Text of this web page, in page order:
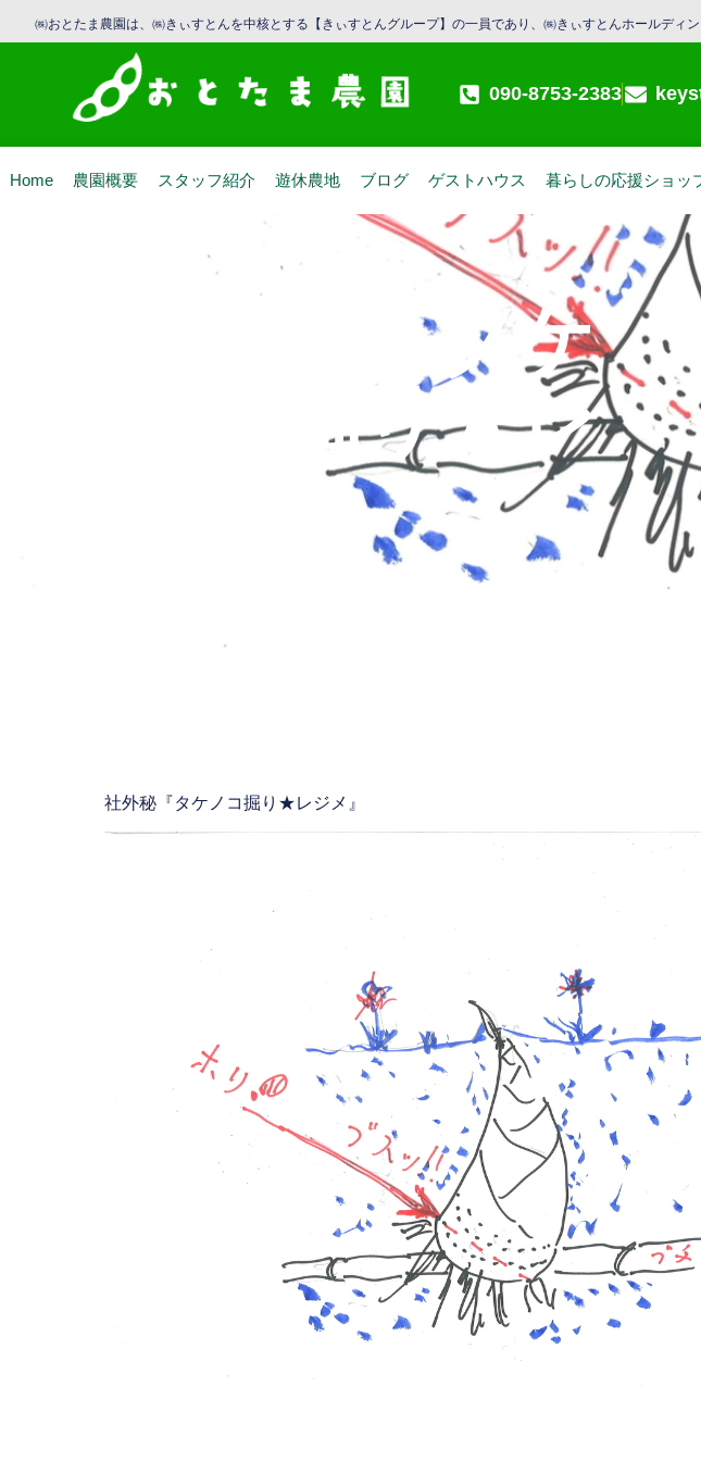
㈱おとたま農園は、㈱きぃすとんを中核とする【きぃすとんグループ】の一員であり、㈱きぃすとんホールディ
090-8753-2383
Home 農園概要 スタッフ紹介 遊休農地 ブログ ゲストハウス 暮らしの応援ショッ
社外秘『タケ
ノコ掘り★レ
ジメ』
No Comments
社外秘『タケノコ掘り★レジメ』